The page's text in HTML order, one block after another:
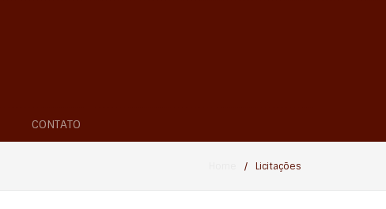
CONTATO
/ Licitações